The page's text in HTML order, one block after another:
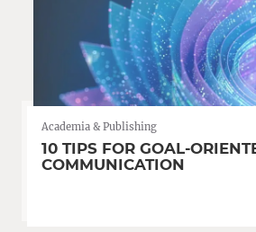
Academia & Publishing
10 TIPS FOR GOAL-
COMMUNICATION